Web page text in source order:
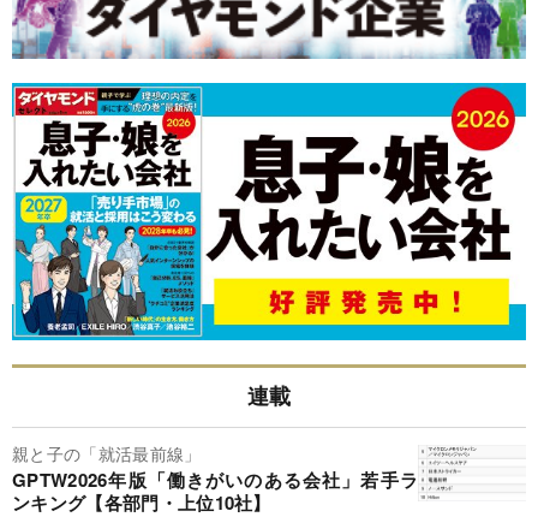
連載
親と子の「就活最前線」
GPTW2026年版「働きがいのある会社」若手ラ
ンキング【各部門・上位10社】